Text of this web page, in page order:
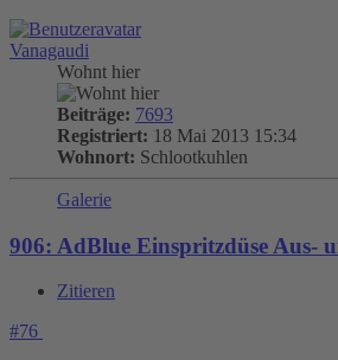
Vanagaudi
Wohnt hier
Beiträge: 7693
Registriert: 18 Mai 2013 15:34
Wohnort: Schlootkuhlen
Galerie
906: AdBlue Einspritzdüse Aus-
Zitieren
#76